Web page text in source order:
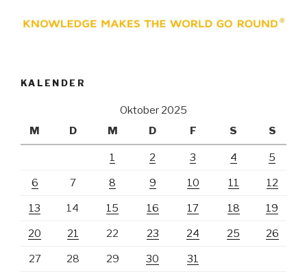
KALENDER
Oktober 2025
M
D M D F S S
1 2 3 4 5
6 7 8 9 10 11 12
13 14 15 16 17 18 19
20 21 22 23 24 25 26
27 28 29 30 31